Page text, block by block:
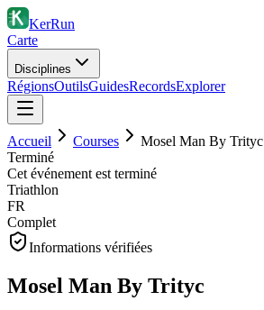
KerRun
Carte
Disciplines
RégionsOutilsGuidesRecordsExplorer
Accueil Courses
Mosel Man By Trityc
Terminé
Cet événement est terminé
Triathlon
FR
Complet
Informations vérifiées
Mosel Man By Trityc